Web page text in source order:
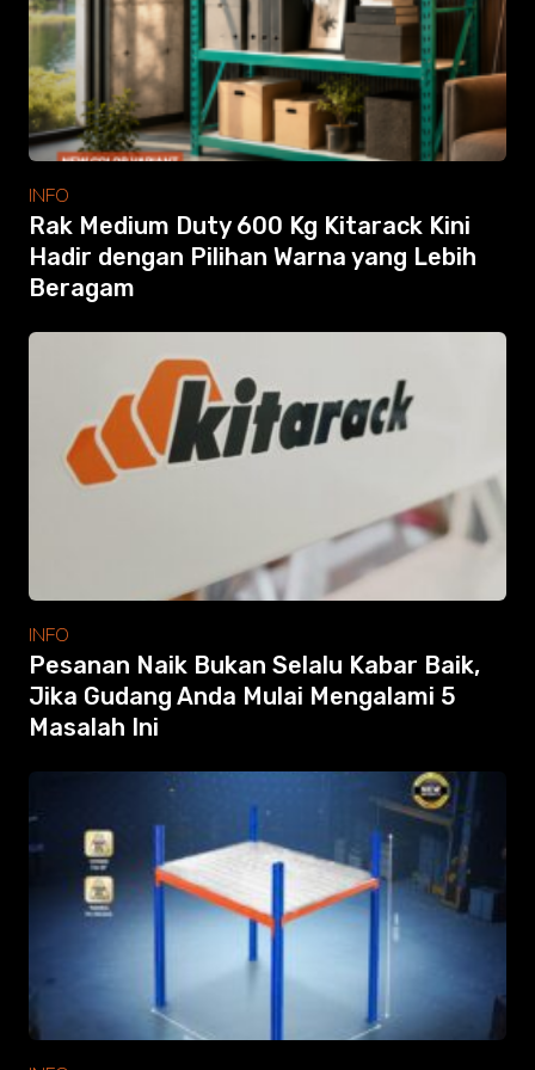
Modular Mezanine
Accessories
Info
Gallery
Photo
Video
Clients
Contact
INFO
Rak Medium Duty 600 Kg Kitarack Kini
Hadir dengan Pilihan Warna yang Lebih
Beragam
INFO
Pesanan Naik Bukan Selalu Kabar Baik,
Jika Gudang Anda Mulai Mengalami 5
Masalah Ini
Search